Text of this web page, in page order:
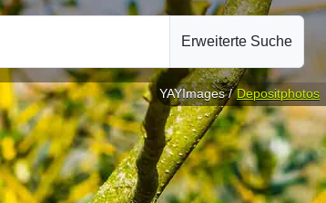
Erweiterte Suche
YAYImages / Depositphotos